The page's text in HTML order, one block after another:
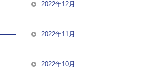
2022年12月
2022年11月
2022年10月